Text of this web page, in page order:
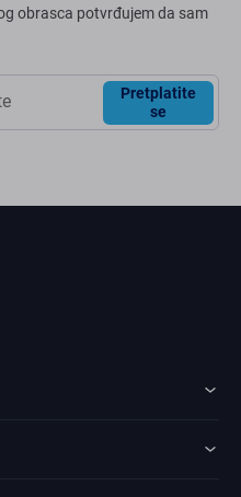
obrasca potvrđujem da sam
Pretplatite
se